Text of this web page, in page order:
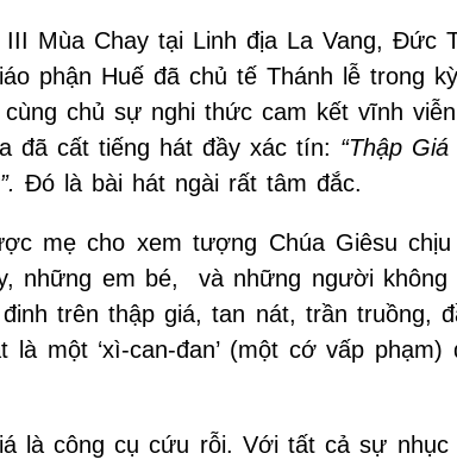
Mùa Chay tại Linh địa La Vang, Đức
phận Huế đã chủ tế Thánh lễ trong
chủ sự nghi thức cam kết vĩnh
đã cất tiếng hát đầy xác tín: “Thập
Đó là bài hát ngài rất tâm đắc.
mẹ cho xem tượng Chúa Giêsu chịu
những em bé, và những người không
trên thập giá, tan nát, trần truồng,
một ‘xì-can-đan’ (một cớ vấp phạm)
là công cụ cứu rỗi. Với tất cả sự nhục